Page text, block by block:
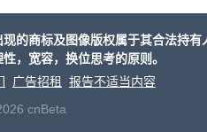
事线
现的商标及图像版权属于其合法持
，宽容，换位思考的原则。
广告招租
报告不适当内容
cnBeta